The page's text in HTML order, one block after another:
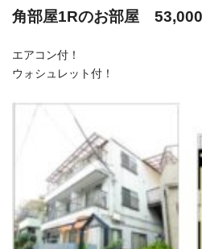
角部屋1Rのお部屋 53,000
エアコン付！
ウォシュレット付！